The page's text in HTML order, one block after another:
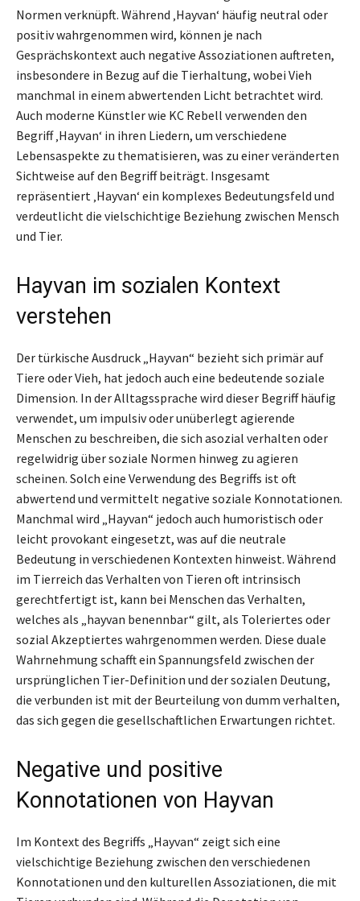
Normen verknüpft. Während ‚Hayvan‘ häufig neutral oder
positiv wahrgenommen wird, können je nach
Gesprächskontext auch negative Assoziationen auftreten,
insbesondere in Bezug auf die Tierhaltung, wobei Vieh
manchmal in einem abwertenden Licht betrachtet wird.
Auch moderne Künstler wie KC Rebell verwenden den
Begriff ‚Hayvan‘ in ihren Liedern, um verschiedene
Lebensaspekte zu thematisieren, was zu einer veränderten
Sichtweise auf den Begriff beiträgt. Insgesamt
repräsentiert ‚Hayvan‘ ein komplexes Bedeutungsfeld und
verdeutlicht die vielschichtige Beziehung zwischen Mensch
und Tier.
Hayvan im sozialen Kontext
verstehen
Der türkische Ausdruck „Hayvan“ bezieht sich primär auf
Tiere oder Vieh, hat jedoch auch eine bedeutende soziale
Dimension. In der Alltagssprache wird dieser Begriff häufig
verwendet, um impulsiv oder unüberlegt agierende
Menschen zu beschreiben, die sich asozial verhalten oder
regelwidrig über soziale Normen hinweg zu agieren
scheinen. Solch eine Verwendung des Begriffs ist oft
abwertend und vermittelt negative soziale Konnotationen.
Manchmal wird „Hayvan“ jedoch auch humoristisch oder
leicht provokant eingesetzt, was auf die neutrale
Bedeutung in verschiedenen Kontexten hinweist. Während
im Tierreich das Verhalten von Tieren oft intrinsisch
gerechtfertigt ist, kann bei Menschen das Verhalten,
welches als „hayvan benennbar“ gilt, als Toleriertes oder
sozial Akzeptiertes wahrgenommen werden. Diese duale
Wahrnehmung schafft ein Spannungsfeld zwischen der
ursprünglichen Tier-Definition und der sozialen Deutung,
die verbunden ist mit der Beurteilung von dumm verhalten,
das sich gegen die gesellschaftlichen Erwartungen richtet.
Negative und positive
Konnotationen von Hayvan
Im Kontext des Begriffs „Hayvan“ zeigt sich eine
vielschichtige Beziehung zwischen den verschiedenen
Konnotationen und den kulturellen Assoziationen, die mit